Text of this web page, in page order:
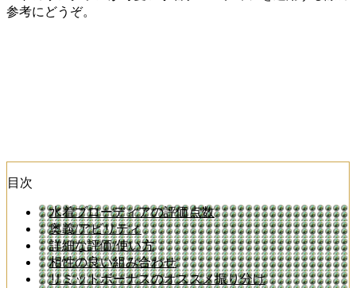
参考にどうぞ。
目次
水着ブローディアの評価点数
奥義/アビリティ
詳細な評価/使い方
相性の良い組み合わせ
リミットボーナスのオススメ振り分け